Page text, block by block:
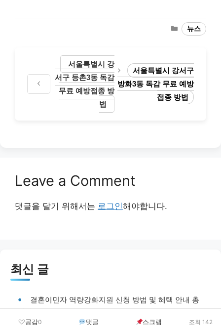
Categories
뉴스
서울특별시 강
서구 등촌3동 독감
무료 예방접종 방
법
서울특별시 강서구
방화3동 독감 무료 예방
접종 방법
Leave a Comment
댓글을 달기 위해서는 로그인해야합니다.
최신 글
결혼이민자 역량강화지원 신청 방법 및 혜택 안내 총
정리
공감0 댓글 스크랩 조회 142